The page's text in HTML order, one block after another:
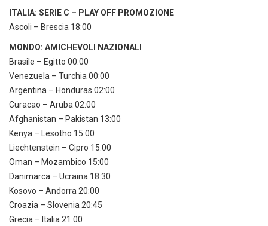
ITALIA: SERIE C – PLAY OFF PROMOZIONE
Ascoli – Brescia 18:00
MONDO: AMICHEVOLI NAZIONALI
Brasile – Egitto 00:00
Venezuela – Turchia 00:00
Argentina – Honduras 02:00
Curacao – Aruba 02:00
Afghanistan – Pakistan 13:00
Kenya – Lesotho 15:00
Liechtenstein – Cipro 15:00
Oman – Mozambico 15:00
Danimarca – Ucraina 18:30
Kosovo – Andorra 20:00
Croazia – Slovenia 20:45
Grecia – Italia 21:00